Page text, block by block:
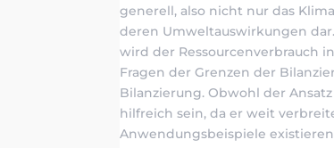
generell, also nicht nur das
deren Umweltauswirkungen
wird der Ressourcenverbrauch
Fragen der Grenzen der
Bilanzierung. Obwohl der
hilfreich sein, da er weit
Anwendungsbeispiele